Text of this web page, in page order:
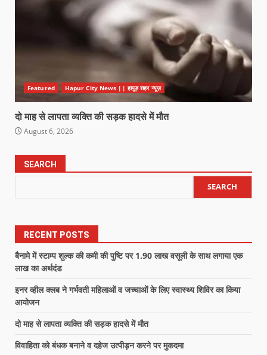
Featured Hapur City News || हापुड़ शहर न्यूज़
दो माह से लापता व्यक्ति की सड़क हादसे में मौत
August 6, 2026
SEARCH
SEARCH
RECENT POSTS
बैनामे में स्टाम्प शुल्क की कमी की पुष्टि पर 1.90 लाख वसूली के साथ लगाया एक
लाख का अर्थदंड
इनर व्हील क्लब ने गर्भवती महिलाओं व जच्चाओं के लिए स्वास्थ्य शिविर का किया
आयोजन
दो माह से लापता व्यक्ति की सड़क हादसे में मौत
विवाहिता को बंधक बनाने व दहेज उत्पीड़न करने पर मुकदमा